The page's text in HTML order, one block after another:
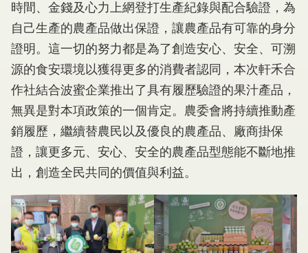
時間、金錢及心力上網登打生產紀錄與配合驗證，為
自己生產的農產品做出保證，讓農產品有可靠的身分
證明。這一切的努力都是為了創造安心、安全、可溯
源的食安環境以獲得更多的消費者認同，本次軒禾合
作社結合波蜜企業推出了具有履歷驗證的果汁產品，
無異是對本項政策的一個肯定。農委會將持續推動產
銷履歷，繼續替農民以及優良的農產品、廠商掛保
證，讓更多元、安心、安全的農產品型態能不斷地推
出，創造全民共同的價值與利益。